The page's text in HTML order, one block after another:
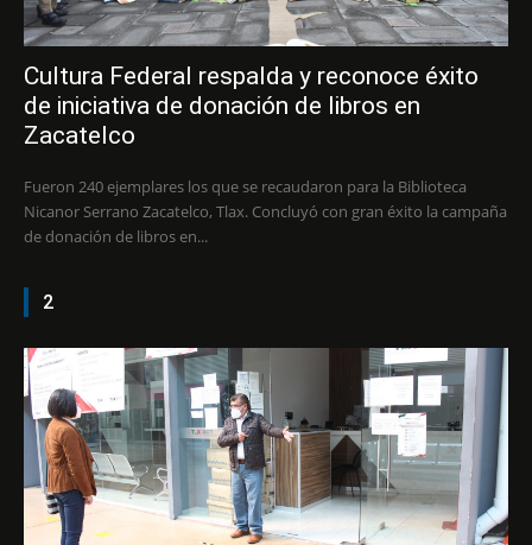
Cultura Federal respalda y reconoce éxito
de iniciativa de donación de libros en
Zacatelco
Fueron 240 ejemplares los que se recaudaron para la Biblioteca
Nicanor Serrano Zacatelco, Tlax. Concluyó con gran éxito la campaña
de donación de libros en...
2